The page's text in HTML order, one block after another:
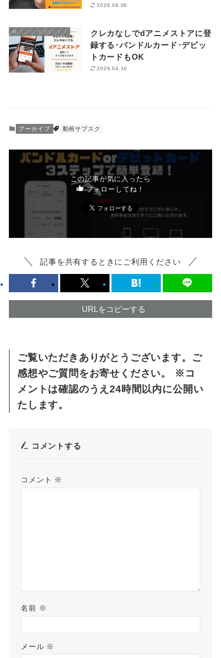
2026.08.06
アニメ・動画サブスク
クレカなしでdアニメストアに登
録する･バンドルカード･デビッ
トカードもOK
2026.04.10
アーカイブ 動画サブスク
この記事が気に入ったら
フォローしてね！
記事を共有するときにご利用ください
URLをコピーする
ご覧いただきありがとうございます。ご
感想やご質問をお寄せください。 ※コ
メントは確認のうえ24時間以内に公開い
たします。
コメントする
コメント ※
名前 ※
メール ※